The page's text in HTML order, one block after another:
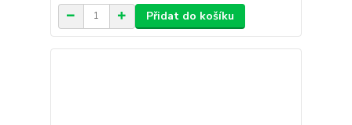
Přidat do košíku